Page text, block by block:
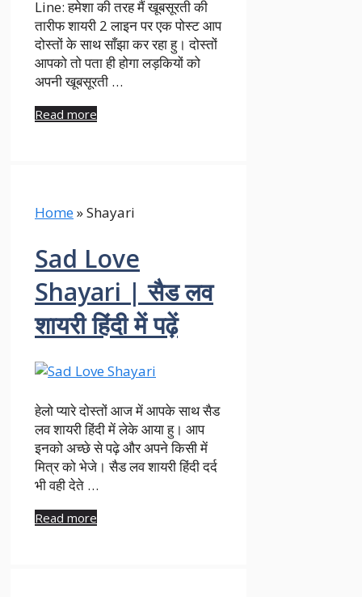
Line: हमेशा की तरह मैं खूबसूरती की
तारीफ शायरी 2 लाइन पर एक पोस्ट आप
दोस्तों के साथ साँझा कर रहा हु। दोस्तों
आपको तो पता ही होगा लड़कियों को
अपनी खूबसूरती …
Read more
Home»Shayari
Sad Love
Shayari | सैड लव
शायरी हिंदी में पढ़ें
हेलो प्यारे दोस्तों आज में आपके साथ सैड
लव शायरी हिंदी में लेके आया हु। आप
इनको अच्छे से पढ़े और अपने किसी में
मित्र को भेजे। सैड लव शायरी हिंदी दर्द
भी वही देते …
Read more